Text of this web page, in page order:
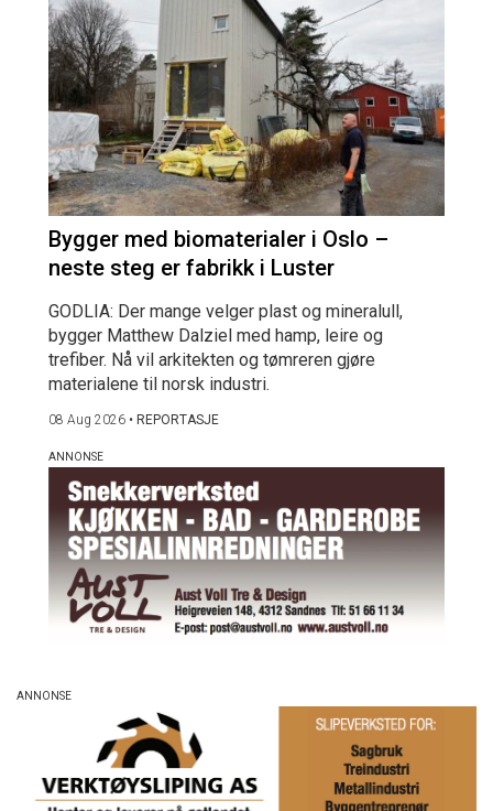
Bygger med biomaterialer i Oslo –
neste steg er fabrikk i Luster
GODLIA: Der mange velger plast og mineralull,
bygger Matthew Dalziel med hamp, leire og
trefiber. Nå vil arkitekten og tømreren gjøre
materialene til norsk industri.
08 Aug 2026 • REPORTASJE